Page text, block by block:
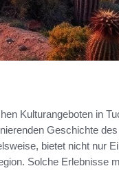
Kulturangeboten in
Geschichte
bietet nicht nur
Solche Erlebnisse